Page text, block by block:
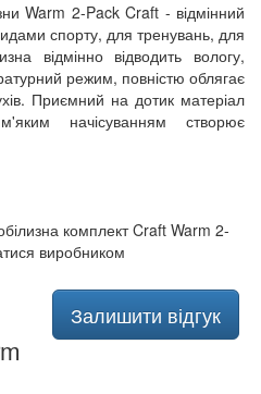
Warm 2-Pack Craft - відмінний
спорту, для тренувань, для
відмінно відводить вологу,
режим, повністю облягає
Приємний на дотик матеріал
начісуванням створює
комплект Craft Warm 2-
виробником
Залишити відгук